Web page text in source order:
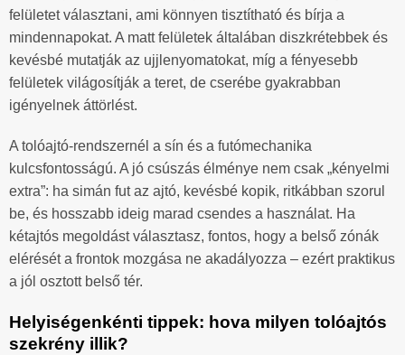
felületet választani, ami könnyen tisztítható és bírja a
mindennapokat. A matt felületek általában diszkrétebbek és
kevésbé mutatják az ujjlenyomatokat, míg a fényesebb
felületek világosítják a teret, de cserébe gyakrabban
igényelnek áttörlést.
A tolóajtó-rendszernél a sín és a futómechanika
kulcsfontosságú. A jó csúszás élménye nem csak „kényelmi
extra”: ha simán fut az ajtó, kevésbé kopik, ritkábban szorul
be, és hosszabb ideig marad csendes a használat. Ha
kétajtós megoldást választasz, fontos, hogy a belső zónák
elérését a frontok mozgása ne akadályozza – ezért praktikus
a jól osztott belső tér.
Helyiségenkénti tippek: hova milyen tolóajtós
szekrény illik?